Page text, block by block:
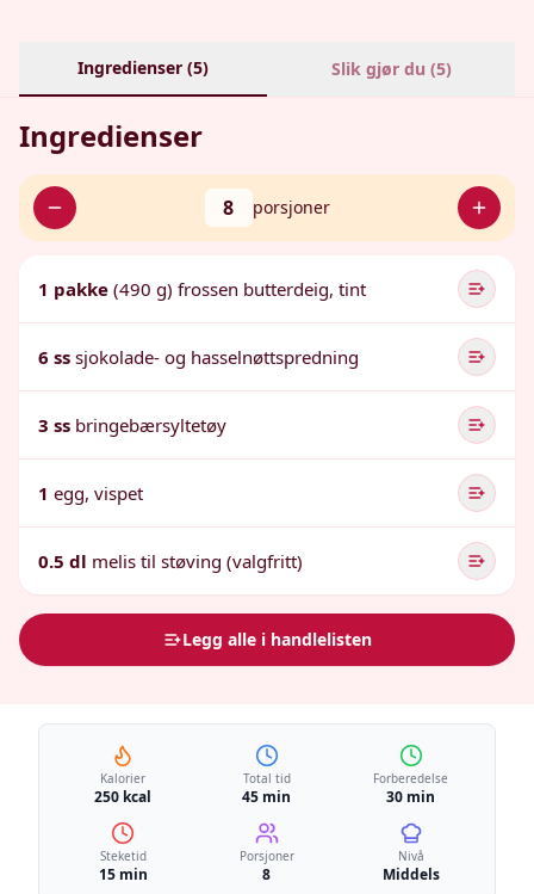
Ingredienser (5) Slik gjør du (5)
Ingredienser
8 porsjoner
1 pakke (490 g) frossen butterdeig, tint
6 ss sjokolade- og hasselnøttspredning
3 ss bringebærsyltetøy
1 egg, vispet
0.5 dl melis til støving (valgfritt)
Legg alle i handlelisten
Kalorier
250 kcal
Total tid
45 min
Forberedelse
30 min
Steketid
15 min
Porsjoner
8
Nivå
Middels